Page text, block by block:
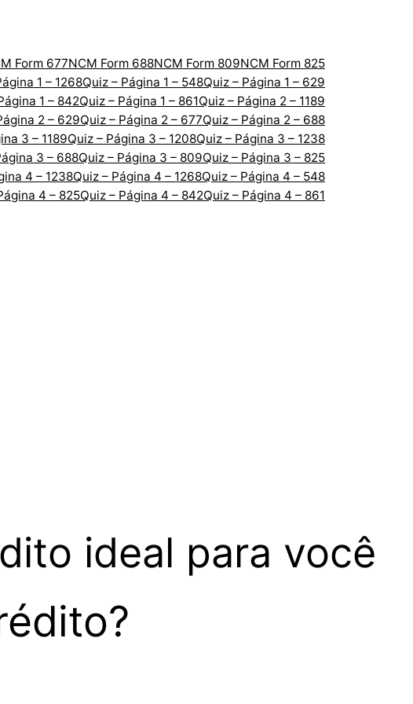
Form 677NCM Form 688NCM Form 809NCM Form 825
1 – 1268Quiz – Página 1 – 548Quiz – Página 1 – 629
1 – 842Quiz – Página 1 – 861Quiz – Página 2 – 1189
2 – 629Quiz – Página 2 – 677Quiz – Página 2 – 688
3 – 1189Quiz – Página 3 – 1208Quiz – Página 3 – 1238
3 – 688Quiz – Página 3 – 809Quiz – Página 3 – 825
4 – 1238Quiz – Página 4 – 1268Quiz – Página 4 – 548
4 – 825Quiz – Página 4 – 842Quiz – Página 4 – 861
ideal para você